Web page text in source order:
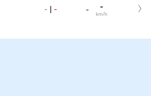
- | - - -
km/h